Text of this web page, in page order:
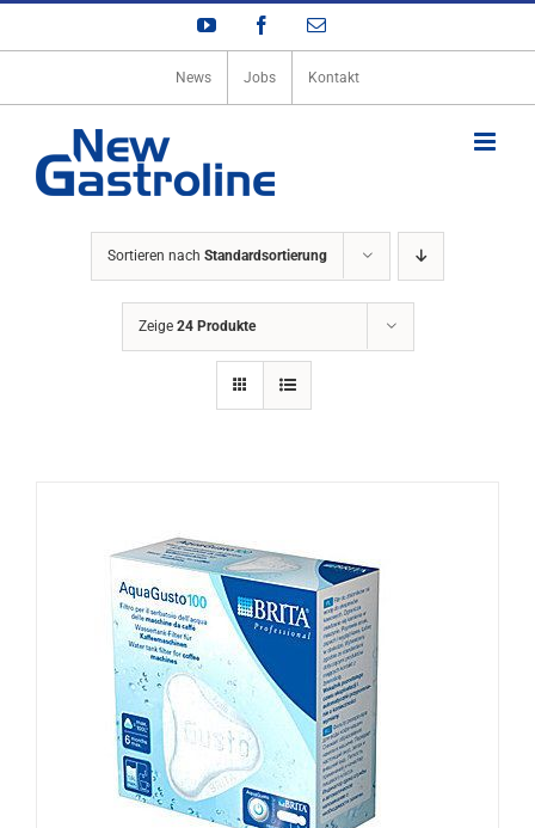
Zum
YouTube Facebook
E-
News Jobs Kontakt
Sortieren nach Standardsortierung
Zeige 24 Produkte
DETAILS